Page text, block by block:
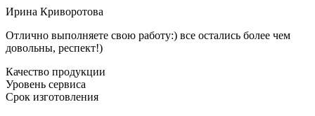
Ирина Криворотова
Отлично выполняете свою работу:) все остались более чем
довольны, респект!)
Качество продукции
Уровень сервиса
Срок изготовления